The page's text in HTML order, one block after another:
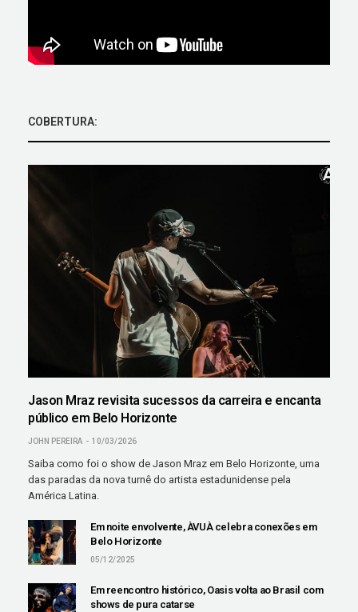
COBERTURA:
Jason Mraz revisita sucessos da carreira e encanta
público em Belo Horizonte
JOHN PEREIRA 10/03/2026
Saiba como foi o show de Jason Mraz em Belo Horizonte, uma
das paradas da nova turnê do artista estadunidense pela
América Latina.
Em noite envolvente, ÀVUÀ celebra conexões em
Belo Horizonte
05/12/2025
Em reencontro histórico, Oasis volta ao Brasil com
shows de pura catarse